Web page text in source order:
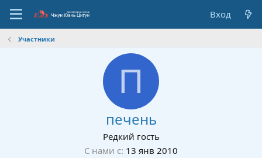
Вход
Участники
П
печень
Редкий гость
С нами с 13 янв 2010